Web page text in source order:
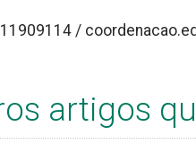
/
artigos